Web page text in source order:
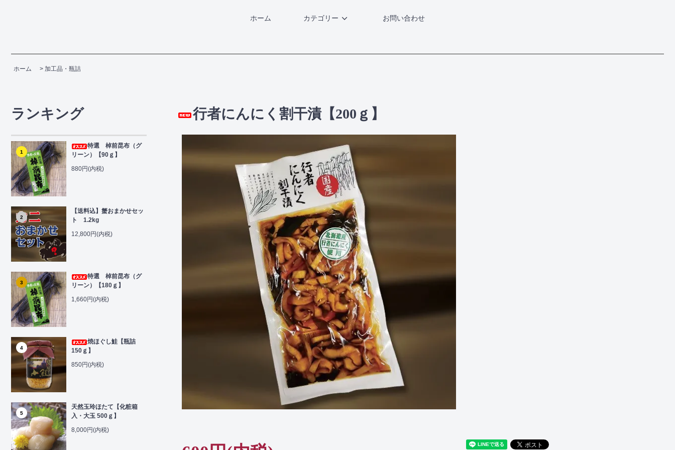
ホーム カテゴリー お問い合わせ
ホーム > 加工品・瓶詰
ランキング
1
特選 棹前昆布（グ
リーン）【90ｇ】
880円(内税)
2
【送料込】蟹おまかせセッ
ト 1.2kg
12,800円(内税)
3
特選 棹前昆布（グ
リーン）【180ｇ】
1,660円(内税)
4
焼ほぐし鮭【瓶詰
150ｇ】
850円(内税)
5
天然玉玲ほたて【化粧箱
入・大玉 500ｇ】
8,000円(内税)
行者にんにく割干漬【200ｇ】